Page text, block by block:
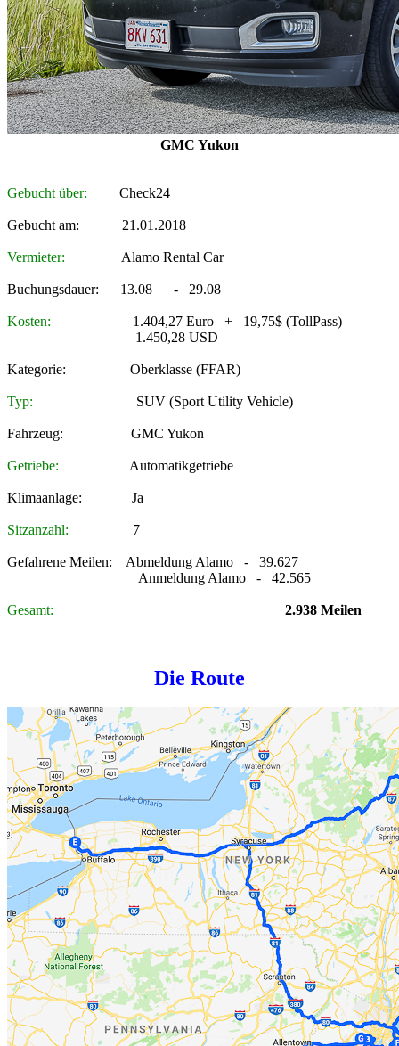
GMC Yukon
Gebucht über: Check24
Gebucht am: 21.01.2018
Vermieter: Alamo Rental Car
Buchungsdauer: 13.08 - 29.08
Kosten: 1.404,27 Euro + 19,75$ (TollPass)
1.450,28 USD
Kategorie: Oberklasse (FFAR)
Typ: SUV (Sport Utility Vehicle)
Fahrzeug: GMC Yukon
Getriebe: Automatikgetriebe
Klimaanlage: Ja
Sitzanzahl: 7
Gefahrene Meilen: Abmeldung Alamo - 39.627
Anmeldung Alamo - 42.565
Gesamt: 2.938 Meilen
Die Route